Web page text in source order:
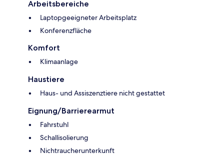
Arbeitsbereiche
Laptopgeeigneter Arbeitsplatz
Konferenzfläche
Komfort
Klimaanlage
Haustiere
Haus- und Assiszenztiere nicht gestattet
Eignung/Barrierearmut
Fahrstuhl
Schallisolierung
Nichtraucherunterkunft